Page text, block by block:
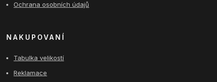
Ochrana osobních údajů
NAKUPOVANÍ
Tabulka velikostí
Reklamace